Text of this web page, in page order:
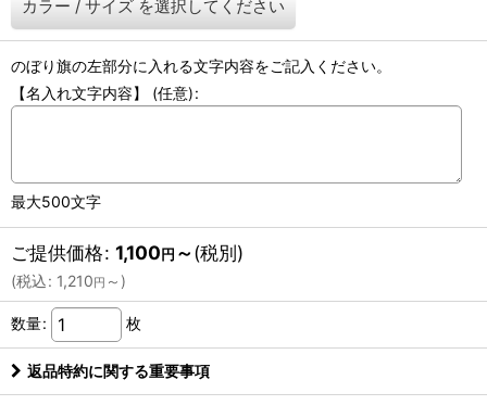
カラー / サイズ を選択してください
のぼり旗の左部分に入れる文字内容をご記入ください。
【名入れ文字内容】 (任意):
最大500文字
ご提供価格: 1,100円 ～(税別)
(税込: 1,210 円 ～ )
数量: 枚
返品特約に関する重要事項